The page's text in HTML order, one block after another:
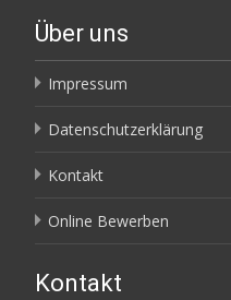
Über uns
Impressum
Datenschutzerklärung
Kontakt
Online Bewerben
Kontakt